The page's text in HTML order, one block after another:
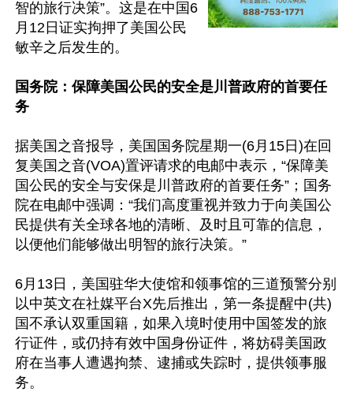
智的旅行决策”。这是在中国6
月12日证实拘押了美国公民
敏辛之后发生的。
国务院：保障美国公民的安全是川普政府的首要任
务
据美国之音报导，美国国务院星期一(6月15日)在回
复美国之音(VOA)置评请求的电邮中表示，“保障美
国公民的安全与安保是川普政府的首要任务”；国务
院在电邮中强调：“我们高度重视并致力于向美国公
民提供有关全球各地的清晰、及时且可靠的信息，
以便他们能够做出明智的旅行决策。”
6月13日，美国驻华大使馆和领事馆的三道预警分别
以中英文在社媒平台X先后推出，第一条提醒中(共)
国不承认双重国籍，如果入境时使用中国签发的旅
行证件，或仍持有效中国身份证件，将妨碍美国政
府在当事人遭遇拘禁、逮捕或失踪时，提供领事服
务。